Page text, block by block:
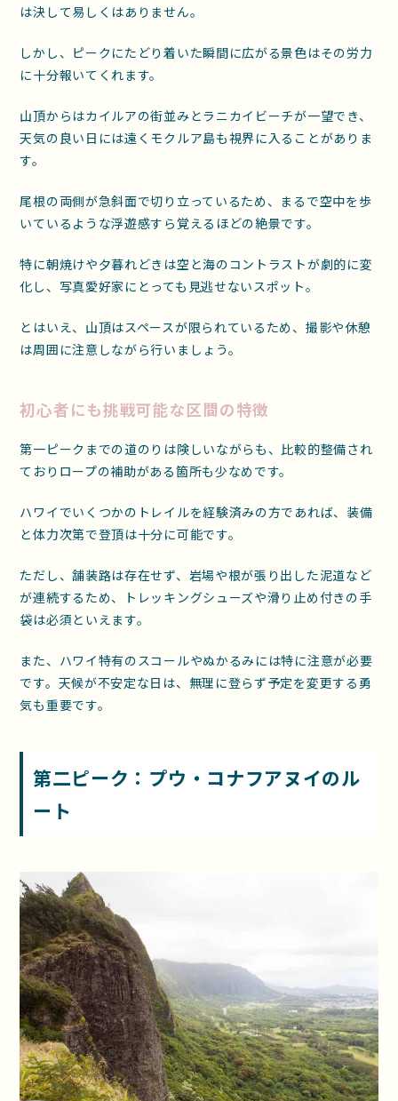
は決して易しくはありません。
しかし、ピークにたどり着いた瞬間に広がる景色はその労力
に十分報いてくれます。
山頂からはカイルアの街並みとラニカイビーチが一望でき、
天気の良い日には遠くモクルア島も視界に入ることがありま
す。
尾根の両側が急斜面で切り立っているため、まるで空中を歩
いているような浮遊感すら覚えるほどの絶景です。
特に朝焼けや夕暮れどきは空と海のコントラストが劇的に変
化し、写真愛好家にとっても見逃せないスポット。
とはいえ、山頂はスペースが限られているため、撮影や休憩
は周囲に注意しながら行いましょう。
初心者にも挑戦可能な区間の特徴
第一ピークまでの道のりは険しいながらも、比較的整備され
ておりロープの補助がある箇所も少なめです。
ハワイでいくつかのトレイルを経験済みの方であれば、装備
と体力次第で登頂は十分に可能です。
ただし、舗装路は存在せず、岩場や根が張り出した泥道など
が連続するため、トレッキングシューズや滑り止め付きの手
袋は必須といえます。
また、ハワイ特有のスコールやぬかるみには特に注意が必要
です。天候が不安定な日は、無理に登らず予定を変更する勇
気も重要です。
第二ピーク：プウ・コナフアヌイのル
ート